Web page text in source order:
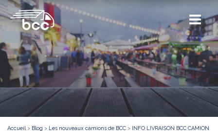
Accueil> Blog > Les nouveaux camions de BCC > INFO LIVRAISON BCC CAMION